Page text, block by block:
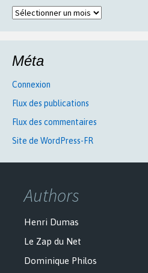
Archives
Méta
Connexion
Flux des publications
Flux des commentaires
Site de WordPress-FR
Authors
Henri Dumas
Le Zap du Net
Dominique Philos